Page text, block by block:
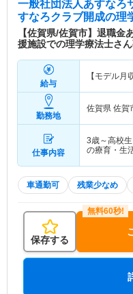
一般社団法人あすなろ
すなろクラブ開成の理
【佐賀県/佐賀市】退職
援施設での理学療法士さ
給与
【モデル月
勤務地
佐賀県 佐賀
仕事内容
3歳～高校
の療育・生
車通勤可 残業少なめ
保存する